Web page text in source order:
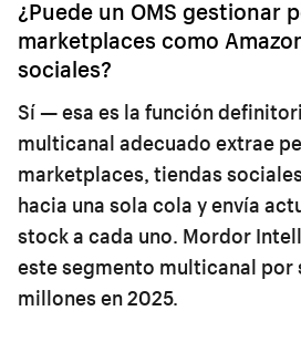
¿Puede un OMS gestionar
marketplaces como
sociales?
Sí — esa es la función
multicanal adecuado extrae
marketplaces, tiendas
hacia una sola cola y envía
stock a cada uno. Mordor
este segmento multicanal por
millones en 2025.